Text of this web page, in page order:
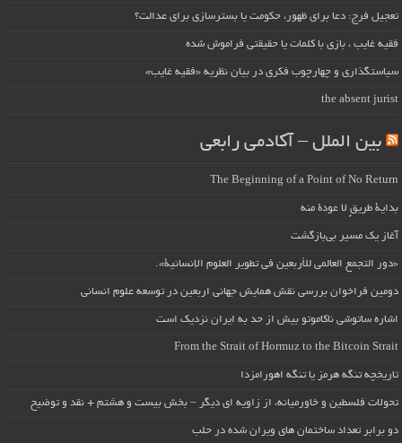
تعجیل فرج: دعا برای ظهور، حکومت یا بسترسازی برای عدالت؟
فقیه غایب ، بازی با کلمات یا حقیقتی فراموش شده
سیاستگذاری و چهارچوب فکری در بیان نظریه «فقیه غایب»
the absent jurist
بین الملل – آکادمی رابعی
The Beginning of a Point of No Return
بداية طريقٍ لا عودة منه
آغاز یک مسیر بی‌بازگشت
«دور التجمع العالمي للأربعين في تطوير العلوم الإنسانية».
دومین فراخوان بررسی نقش همایش جهانی اربعین در توسعه علوم انسانی
اشاره ساتوشی ناکاموتو بیش از حد به ایران نزدیک است
From the Strait of Hormuz to the Bitcoin Strait
تاریخچه تنگه هرمز یا تنگه اهورامزدا
تحولات فلسطین و خاورمیانه، از زاویه ای دیگر – بخش بیست و هشتم + نقد و توضیح
دو برابر تعداد ساختمان های ویران شده در حلب